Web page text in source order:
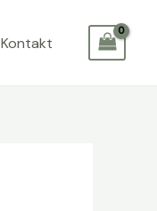
Kontakt